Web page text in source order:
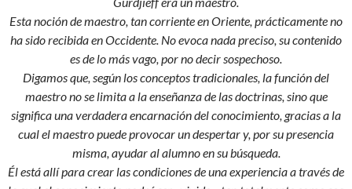
Esta noción de maestro, tan corriente en Oriente, prácticamente no
ha sido recibida en Occidente. No evoca nada preciso, su contenido
es de lo más vago, por no decir sospechoso.
Digamos que, según los conceptos tradicionales, la función del
maestro no se limita a la enseñanza de las doctrinas, sino que
significa una verdadera encarnación del conocimiento, gracias a la
cual el maestro puede provocar un despertar y, por su presencia
misma, ayudar al alumno en su búsqueda.
Él está allí para crear las condiciones de una experiencia a través de